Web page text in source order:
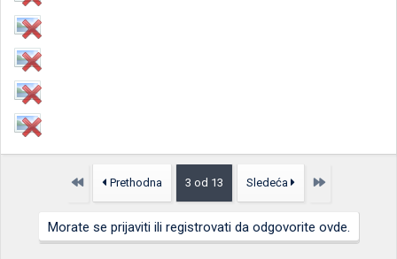
Prvo Prethodna 3 od 13 Sledeća Poslednja
Morate se prijaviti ili registrovati da odgovorite ovde.